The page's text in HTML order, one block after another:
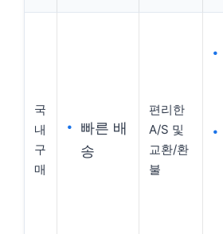
국
내
구
매
빠른 배
송
편리한
A/S 및
교환/환
불